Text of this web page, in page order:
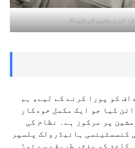
ٹرے مشین کی شپنگ
کو پورا کرنے کے لیے، ہم
کیا جو ایک مکمل خودکار
پر مرکوز ہے۔ نظام کی
کنسسٹینسی ہائیڈرولک پلسپر